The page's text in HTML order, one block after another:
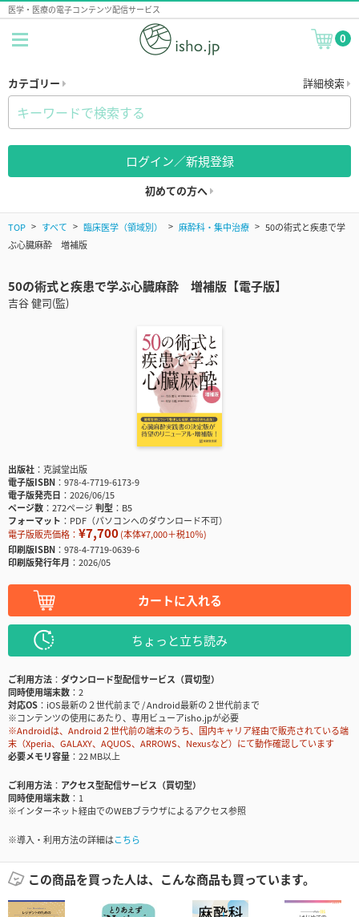
医学・医療の電子コンテンツ配信サービス
0
カテゴリー 詳細検索
ログイン／新規登録
初めての方へ
TOP すべて 臨床医学（領域別） 麻酔科・集中治療
50の術式と疾患で学
ぶ心臓麻酔 増補版
50の術式と疾患で学ぶ心臓麻酔 増補版【電子版】
吉谷 健司(監)
出版社
克誠堂出版
電子版ISBN
978-4-7719-6173-9
電子版発売日
2026/06/15
ページ数
272ページ判型
B5
フォーマット
PDF（パソコンへのダウンロード不可）
電子版販売価格： ¥7,700(本体¥7,000＋税10％)
印刷版ISBN
978-4-7719-0639-6
印刷版発行年月
2026/05
カートに入れる
ちょっと立ち読み
ご利用方法
ダウンロード型配信サービス（買切型）
同時使用端末数
2
対応OS
iOS最新の２世代前まで / Android最新の２世代前まで
※コンテンツの使用にあたり、専用ビューアisho.jpが必要
※Androidは、Android２世代前の端末のうち、国内キャリア経由で販売されている端
末（Xperia、GALAXY、AQUOS、ARROWS、Nexusなど）にて動作確認しています
必要メモリ容量
22 MB以上
ご利用方法
アクセス型配信サービス（買切型）
同時使用端末数
1
※インターネット経由でのWEBブラウザによるアクセス参照
※導入・利用方法の詳細はこちら
この商品を買った人は、こんな商品も買っています。